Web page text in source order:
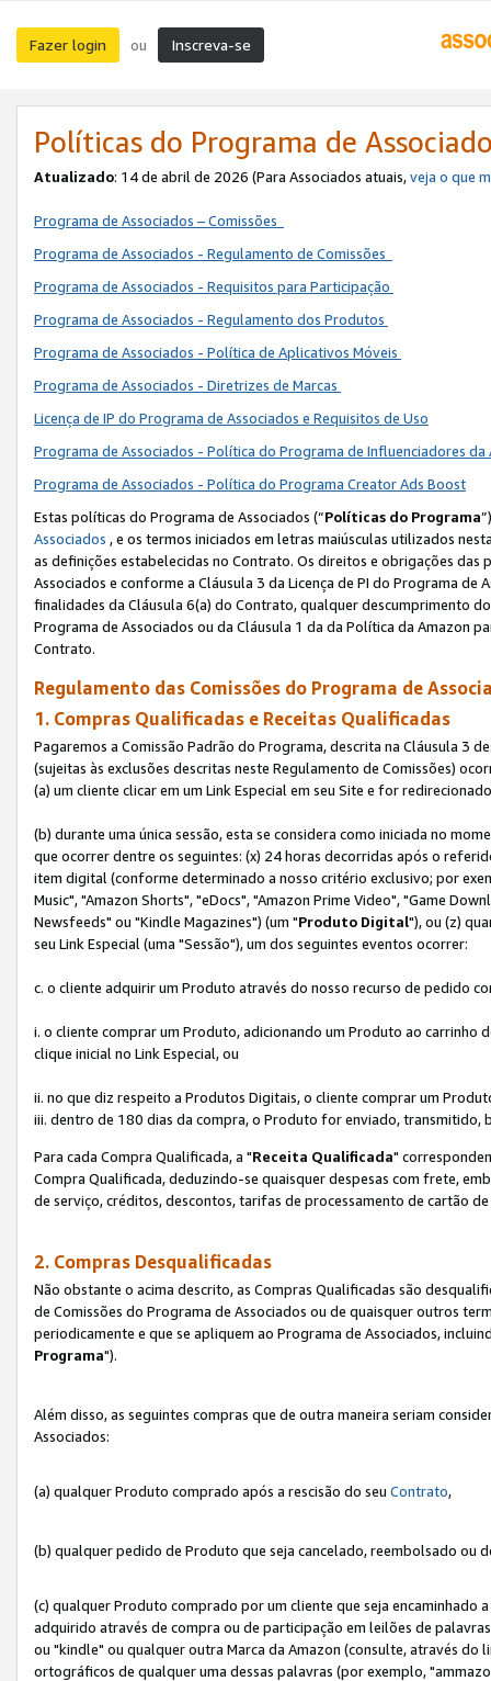
Fazer login ou Inscreva-se
Políticas do Programa de
Atualizado: 14 de abril de 2026 (Para Associados atuais,veja o que
Programa de Associados – Comissões
Programa de Associados - Regulamento de Comissões
Programa de Associados - Requisitos para Participação
Programa de Associados - Regulamento dos Produtos
Programa de Associados - Política de Aplicativos Móveis
Programa de Associados - Diretrizes de Marcas
Licença de IP do Programa de Associados e Requisitos de Uso
Programa de Associados - Política do Programa de Influenciadores
Programa de Associados - Política do Programa Creator Ads Boost
Estas políticas do Programa de Associados (“Políticas do Programa
Associados , e os termos iniciados em letras maiúsculas utilizados
as definições estabelecidas no Contrato. Os direitos e obrigações
Associados e conforme a Cláusula 3 da Licença de PI do Programa
finalidades da Cláusula 6(a) do Contrato, qualquer descumprimento
Programa de Associados ou da Cláusula 1 da da Política da Amazon
Contrato.
Regulamento das Comissões do Programa de
1. Compras Qualificadas e Receitas Qualificadas
Pagaremos a Comissão Padrão do Programa, descrita na Cláusula 3
(sujeitas às exclusões descritas neste Regulamento de Comissões)
(a) um cliente clicar em um Link Especial em seu Site e for
(b) durante uma única sessão, esta se considera como iniciada no
que ocorrer dentre os seguintes: (x) 24 horas decorridas após o
item digital (conforme determinado a nosso critério exclusivo; por
Music", "Amazon Shorts", "eDocs", "Amazon Prime Video", "Game
Newsfeeds" ou "Kindle Magazines") (um "Produto Digital"), ou (z)
seu Link Especial (uma "Sessão"), um dos seguintes eventos ocorrer:
c. o cliente adquirir um Produto através do nosso recurso de pedido
i. o cliente comprar um Produto, adicionando um Produto ao
clique inicial no Link Especial, ou
ii. no que diz respeito a Produtos Digitais, o cliente comprar um
iii. dentro de 180 dias da compra, o Produto for enviado, transmitido,
Para cada Compra Qualificada, a "Receita Qualificada"
Compra Qualificada, deduzindo-se quaisquer despesas com frete,
de serviço, créditos, descontos, tarifas de processamento de cartão
2. Compras Desqualificadas
Não obstante o acima descrito, as Compras Qualificadas são
de Comissões do Programa de Associados ou de quaisquer outros
periodicamente e que se apliquem ao Programa de Associados,
Programa").
Além disso, as seguintes compras que de outra maneira seriam
Associados:
(a) qualquer Produto comprado após a rescisão do seu Contrato,
(b) qualquer pedido de Produto que seja cancelado, reembolsado ou
(c) qualquer Produto comprado por um cliente que seja encaminhado
adquirido através de compra ou de participação em leilões de
ou "kindle" ou qualquer outra Marca da Amazon (consulte, através do
ortográficos de qualquer uma dessas palavras (por exemplo,